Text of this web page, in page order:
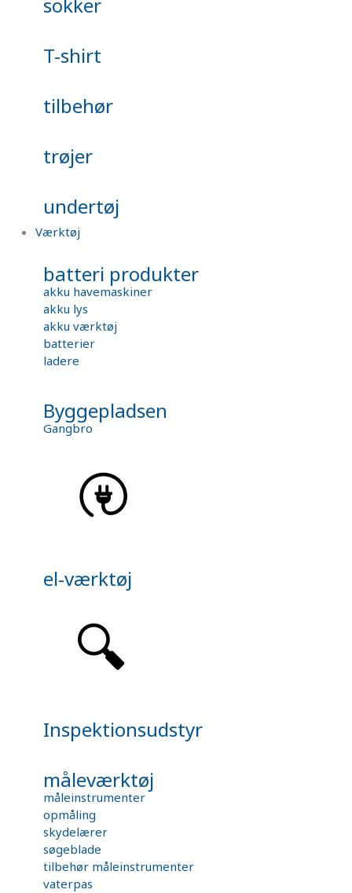
sokker
T-shirt
tilbehør
trøjer
undertøj
Værktøj
batteri produkter
akku havemaskiner
akku lys
akku værktøj
batterier
ladere
Byggepladsen
Gangbro
el-værktøj
Inspektionsudstyr
måleværktøj
måleinstrumenter
opmåling
skydelærer
søgeblade
tilbehør måleinstrumenter
vaterpas